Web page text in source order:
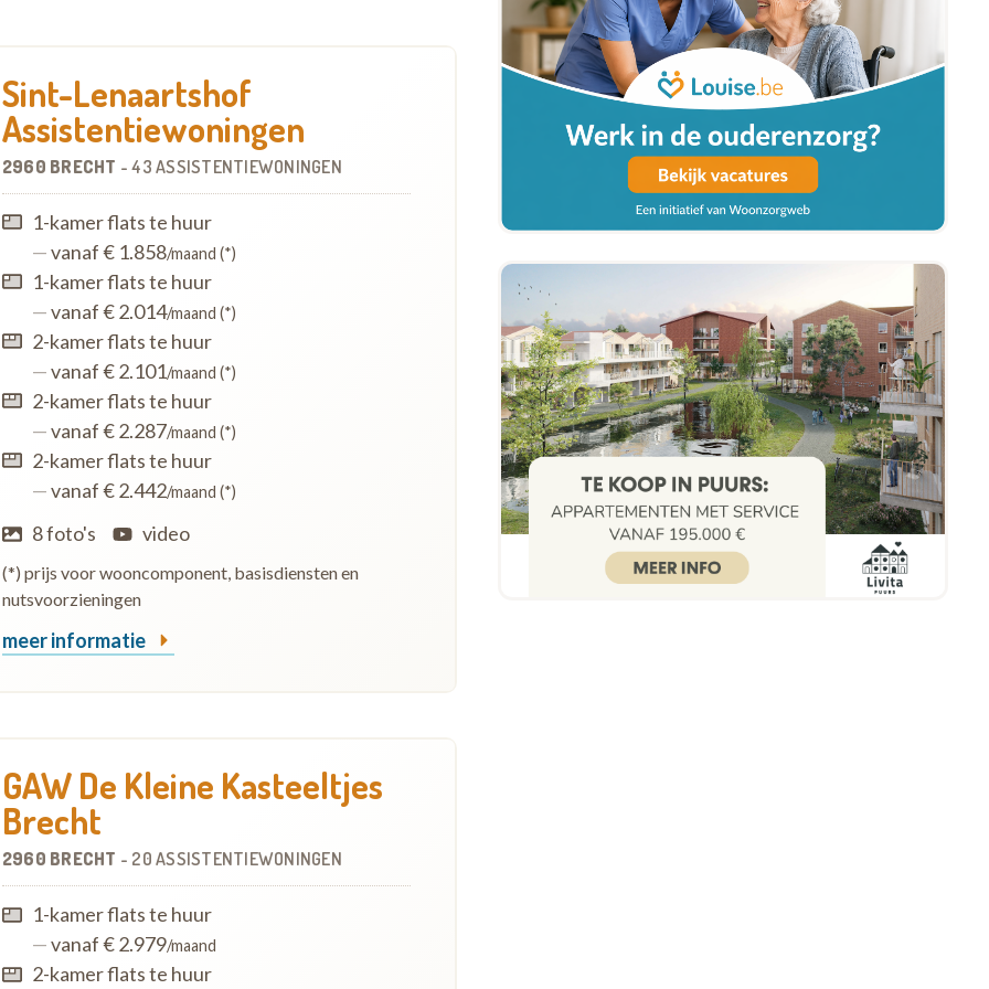
Sint-Lenaartshof
Assistentiewoningen
2960 BRECHT -43 ASSISTENTIEWONINGEN
1-kamer flats te huur
—vanaf € 1.858/maand (*)
1-kamer flats te huur
—vanaf € 2.014/maand (*)
2-kamer flats te huur
—vanaf € 2.101/maand (*)
2-kamer flats te huur
—vanaf € 2.287/maand (*)
2-kamer flats te huur
—vanaf € 2.442/maand (*)
8 foto's video
(*) prijs voor wooncomponent, basisdiensten en
nutsvoorzieningen
meer informatie
GAW De Kleine Kasteeltjes
Brecht
2960 BRECHT - 20 ASSISTENTIEWONINGEN
1-kamer flats te huur
—vanaf € 2.979/maand
2-kamer flats te huur